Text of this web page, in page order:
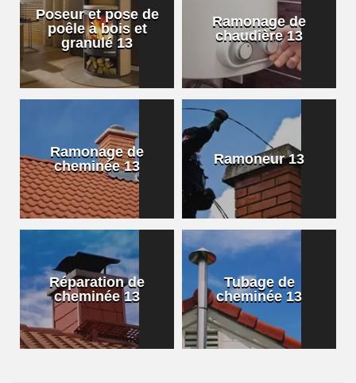
Poseur et pose de
poêle à bois et
granulé 13
Ramonage de
chaudière 13
Ramonage de
cheminée 13
Ramoneur 13
Réparation de
cheminée 13
Tubage de
cheminée 13